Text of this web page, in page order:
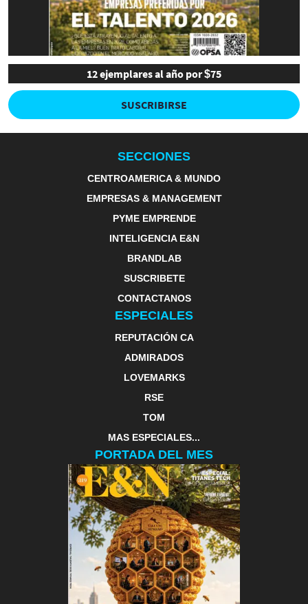
12 ejemplares al año por $75
SUSCRIBIRSE
SECCIONES
CENTROAMERICA & MUNDO
EMPRESAS & MANAGEMENT
PYME EMPRENDE
INTELIGENCIA E&N
BRANDLAB
SUSCRIBETE
CONTACTANOS
ESPECIALES
REPUTACIÓN CA
ADMIRADOS
LOVEMARKS
RSE
TOM
MAS ESPECIALES...
PORTADA DEL MES